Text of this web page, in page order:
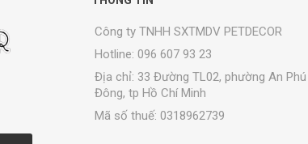
Công ty TNHH SXTMDV PETDECOR
Hotline: 096 607 93 23
Địa chỉ: 33 Đường TL02, phường An Phú
Đông, tp Hồ Chí Minh
Mã số thuế: 0318962739